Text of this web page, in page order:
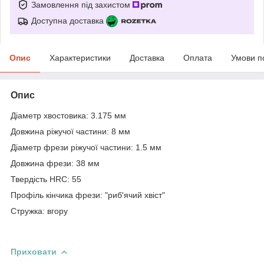
Замовлення під захистом
Доступна доставка
Опис Характеристики Доставка Оплата Умови
Опис
Діаметр хвостовика: 3.175 мм
Довжина ріжучої частини: 8 мм
Діаметр фрези ріжучої частини: 1.5 мм
Довжина фрези: 38 мм
Твердість HRC: 55
Профіль кінчика фрези: "риб'ячий хвіст"
Стружка: вгору
Приховати